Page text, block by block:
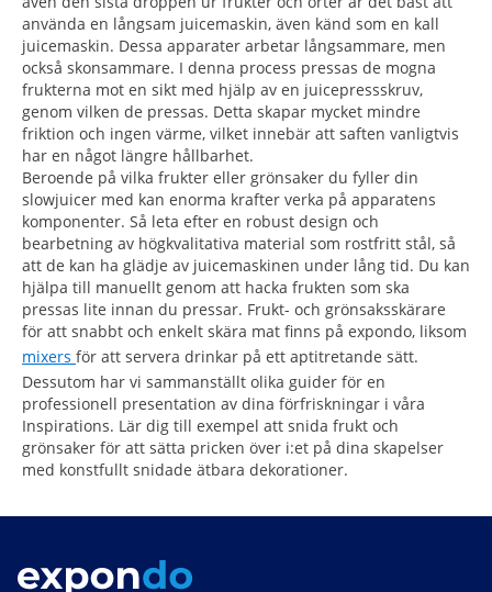
använda en långsam juicemaskin, även känd som en kall
juicemaskin. Dessa apparater arbetar långsammare, men
också skonsammare. I denna process pressas de mogna
frukterna mot en sikt med hjälp av en juicepressskruv,
genom vilken de pressas. Detta skapar mycket mindre
friktion och ingen värme, vilket innebär att saften vanligtvis
har en något längre hållbarhet.
Beroende på vilka frukter eller grönsaker du fyller din
slowjuicer med kan enorma krafter verka på apparatens
komponenter. Så leta efter en robust design och
bearbetning av högkvalitativa material som rostfritt stål, så
att de kan ha glädje av juicemaskinen under lång tid. Du kan
hjälpa till manuellt genom att hacka frukten som ska
pressas lite innan du pressar. Frukt- och grönsaksskärare
för att snabbt och enkelt skära mat finns på expondo, liksom
mixers för att servera drinkar på ett aptitretande sätt.
Dessutom har vi sammanställt olika guider för en
professionell presentation av dina förfriskningar i våra
Inspirations. Lär dig till exempel att snida frukt och
grönsaker för att sätta pricken över i:et på dina skapelser
med konstfullt snidade ätbara dekorationer.